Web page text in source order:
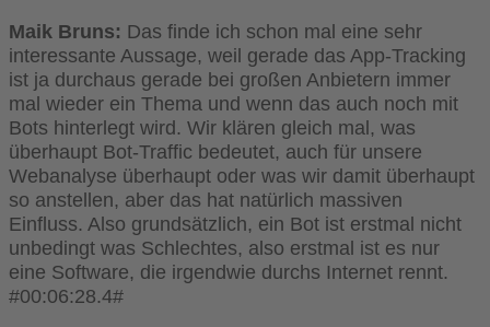
Maik Bruns: Das finde ich schon mal eine sehr
interessante Aussage, weil gerade das App-Tracking
ist ja durchaus gerade bei großen Anbietern immer
mal wieder ein Thema und wenn das auch noch mit
Bots hinterlegt wird. Wir klären gleich mal, was
überhaupt Bot-Traffic bedeutet, auch für unsere
Webanalyse überhaupt oder was wir damit überhaupt
so anstellen, aber das hat natürlich massiven
Einfluss. Also grundsätzlich, ein Bot ist erstmal nicht
unbedingt was Schlechtes, also erstmal ist es nur
eine Software, die irgendwie durchs Internet rennt.
#00:06:28.4#